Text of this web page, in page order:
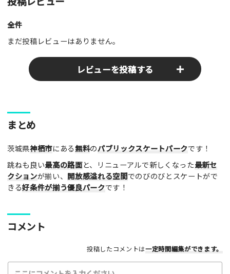
全件
まだ投稿レビューはありません。
レビューを投稿する
ここのパークやスポットの感想をぜひお寄せください！みんな
の参考となります！
レビュータイトル（※必須）
レビュー本文（※必須）
まとめ
茨城県神栖市にある無料のパブリックスケートパークです！
跳ねも良い最高の路面と、リニューアルで新しくなった最新セ
クションが揃い、 開放感溢れる空間でのびのびとスケートがで
きる好条件が揃う優良パークです！
コメント
投稿したコメントは一定時間編集ができます。